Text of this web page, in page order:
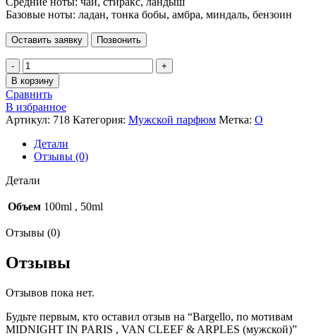
Базовые ноты: ладан, тонка бобы, амбра, миндаль, бензоин
Оставить заявку Позвонить
Количество
товара
Bargello,
по
мотивам
MIDNIGHT
IN
PARIS
VAN
&
(мужской)
В корзину
Сравнить
В избранное
Артикул: 718 Категория: Мужской парфюм Метка: O
Детали
Отзывы (0)
Детали
Объем 100ml , 50ml
Отзывы (0)
Отзывы
Отзывов пока нет.
Будьте первым, кто оставил отзыв на “Bargello, по мотивам
MIDNIGHT IN PARIS , VAN CLEEF & ARPLES (мужской)”